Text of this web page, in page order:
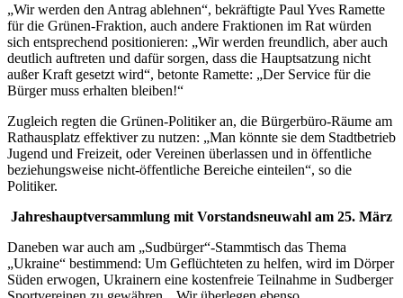
„Wir werden den Antrag ablehnen“, bekräftigte Paul Yves Ramette
für die Grünen-Fraktion, auch andere Fraktionen im Rat würden
sich entsprechend positionieren: „Wir werden freundlich, aber auch
deutlich auftreten und dafür sorgen, dass die Hauptsatzung nicht
außer Kraft gesetzt wird“, betonte Ramette: „Der Service für die
Bürger muss erhalten bleiben!“
Zugleich regten die Grünen-Politiker an, die Bürgerbüro-Räume am
Rathausplatz effektiver zu nutzen: „Man könnte sie dem Stadtbetrieb
Jugend und Freizeit, oder Vereinen überlassen und in öffentliche
beziehungsweise nicht-öffentliche Bereiche einteilen“, so die
Politiker.
Jahreshauptversammlung mit Vorstandsneuwahl am 25. März
Daneben war auch am „Sudbürger“-Stammtisch das Thema
„Ukraine“ bestimmend: Um Geflüchteten zu helfen, wird im Dörper
Süden erwogen, Ukrainern eine kostenfreie Teilnahme in Sudberger